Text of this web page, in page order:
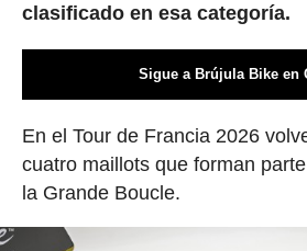
clasificado en esa categoría.
Sigue a Brújula Bike en
En el Tour de Francia 2026
cuatro maillots que forman
la Grande Boucle.